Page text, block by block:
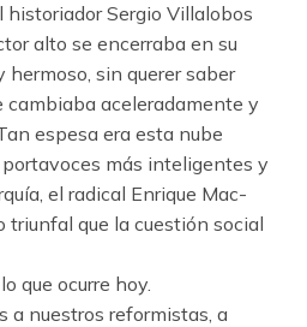
Sergio Villalobos
alto se encerraba en su
sin querer saber
cambiaba aceleradamente y
espesa era esta nube
portavoces más inteligentes y
el radical Enrique Mac-
triunfal que la cuestión social
que ocurre hoy.
a nuestros reformistas, a